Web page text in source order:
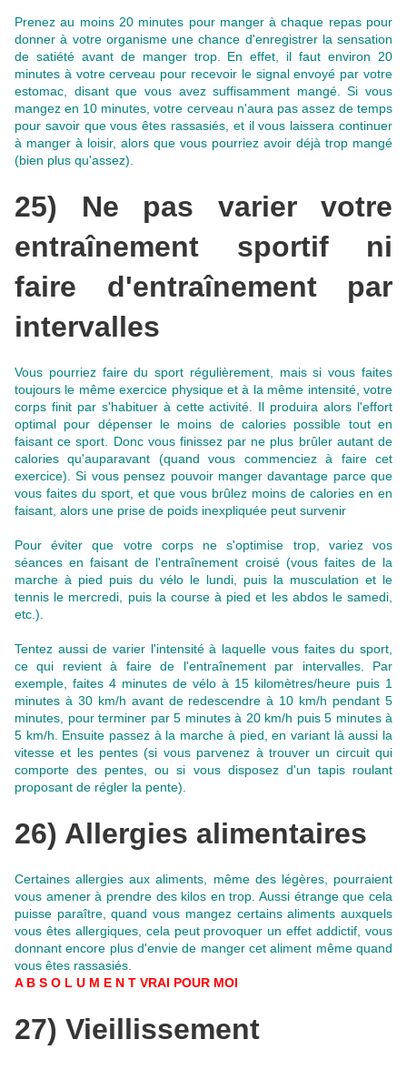
Prenez au moins 20 minutes pour manger à chaque repas pour
donner à votre organisme une chance d'enregistrer la sensation
de satiété avant de manger trop. En effet, il faut environ 20
minutes à votre cerveau pour recevoir le signal envoyé par votre
estomac, disant que vous avez suffisamment mangé. Si vous
mangez en 10 minutes, votre cerveau n'aura pas assez de temps
pour savoir que vous êtes rassasiés, et il vous laissera continuer
à manger à loisir, alors que vous pourriez avoir déjà trop mangé
(bien plus qu'assez).
25) Ne pas varier votre
entraînement sportif ni
faire d'entraînement par
intervalles
Vous pourriez faire du sport régulièrement, mais si vous faites
toujours le même exercice physique et à la même intensité, votre
corps finit par s'habituer à cette activité. Il produira alors l'effort
optimal pour dépenser le moins de calories possible tout en
faisant ce sport. Donc vous finissez par ne plus brûler autant de
calories qu'auparavant (quand vous commenciez à faire cet
exercice). Si vous pensez pouvoir manger davantage parce que
vous faites du sport, et que vous brûlez moins de calories en en
faisant, alors une prise de poids inexpliquée peut survenir
Pour éviter que votre corps ne s'optimise trop, variez vos
séances en faisant de l'entraînement croisé (vous faites de la
marche à pied puis du vélo le lundi, puis la musculation et le
tennis le mercredi, puis la course à pied et les abdos le samedi,
etc.).
Tentez aussi de varier l'intensité à laquelle vous faites du sport,
ce qui revient à faire de l'entraînement par intervalles. Par
exemple, faites 4 minutes de vélo à 15 kilomètres/heure puis 1
minutes à 30 km/h avant de redescendre à 10 km/h pendant 5
minutes, pour terminer par 5 minutes à 20 km/h puis 5 minutes à
5 km/h. Ensuite passez à la marche à pied, en variant là aussi la
vitesse et les pentes (si vous parvenez à trouver un circuit qui
comporte des pentes, ou si vous disposez d'un tapis roulant
proposant de régler la pente).
26) Allergies alimentaires
Certaines allergies aux aliments, même des légères, pourraient
vous amener à prendre des kilos en trop . Aussi étrange que cela
puisse paraître, quand vous mangez certains aliments auxquels
vous êtes allergiques, cela peut provoquer un effet addictif, vous
donnant encore plus d'envie de manger cet aliment même quand
vous êtes rassasiés
A B S O L U M E N T VRAI POUR MOI
27) Vieillissement